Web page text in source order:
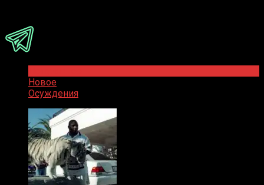
Новое
Осуждения